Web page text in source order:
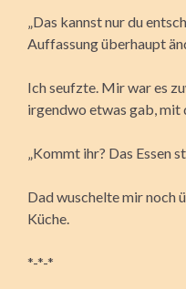
„Das kannst nur du
Auffassung überhaupt
Ich seufzte. Mir war es
irgendwo etwas gab, mit
„Kommt ihr? Das Essen
Dad wuschelte mir noch
Küche.
*-*-*